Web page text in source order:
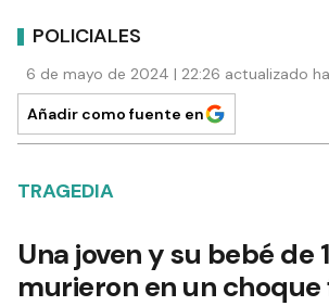
POLICIALES
6 de mayo de 2024 | 22:26 actualizado
Añadir como fuente en
TRAGEDIA
Una joven y su bebé de
murieron en un